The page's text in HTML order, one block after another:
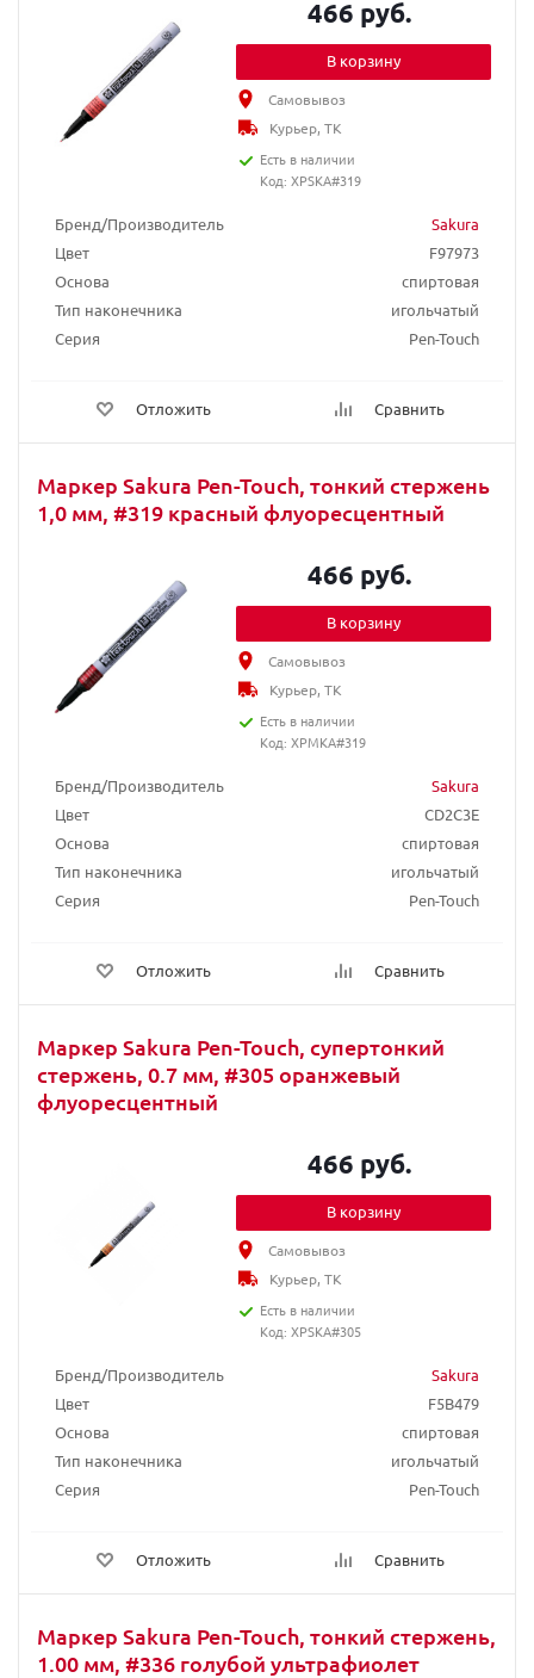
Бренд/Производитель
Sakura
Цвет
F97973
Основа
спиртовая
Тип наконечника
игольчатый
Серия
Pen-Touch
Отложить Сравнить
466 руб.
В корзину
Самовывоз
Курьер, ТК
Есть в наличии
Код: XPSKA#319
Маркер Sakura Pen-Touch, тонкий стержень
1,0 мм, #319 красный флуоресцентный
Бренд/Производитель
Sakura
Цвет
CD2C3E
Основа
спиртовая
Тип наконечника
игольчатый
Серия
Pen-Touch
Отложить Сравнить
466 руб.
В корзину
Самовывоз
Курьер, ТК
Есть в наличии
Код: XPMKA#319
Маркер Sakura Pen-Touch, супертонкий
стержень, 0.7 мм, #305 оранжевый
флуоресцентный
Бренд/Производитель
Sakura
Цвет
F5B479
Основа
спиртовая
Тип наконечника
игольчатый
Серия
Pen-Touch
Отложить Сравнить
466 руб.
В корзину
Самовывоз
Курьер, ТК
Есть в наличии
Код: XPSKA#305
Маркер Sakura Pen-Touch, тонкий стержень,
1.00 мм, #336 голубой ультрафиолет